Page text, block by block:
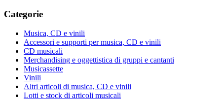
Categorie
Musica, CD e vinili
Accessori e supporti per musica, CD e vinili
CD musicali
Merchandising e oggettistica di gruppi e cantanti
Musicassette
Vinili
Altri articoli di musica, CD e vinili
Lotti e stock di articoli musicali